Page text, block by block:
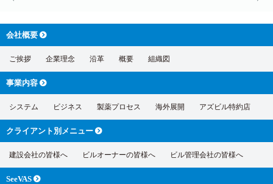
会社概要
ご挨拶 企業理念 沿革 概要 組織図
事業内容
システム ビジネス 製薬プロセス 海外展開 アズビル特約店
クライアント別 メニュー
建設会社の皆様へ ビルオーナーの皆様へ ビル管理会社の皆様へ
SeeVAS